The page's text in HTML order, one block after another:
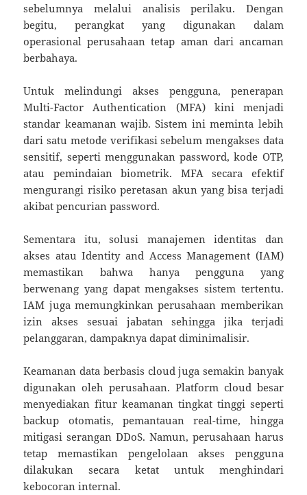
sebelumnya melalui analisis perilaku. Dengan
begitu, perangkat yang digunakan dalam
operasional perusahaan tetap aman dari ancaman
berbahaya.
Untuk melindungi akses pengguna, penerapan
Multi-Factor Authentication (MFA) kini menjadi
standar keamanan wajib. Sistem ini meminta lebih
dari satu metode verifikasi sebelum mengakses data
sensitif, seperti menggunakan password, kode OTP,
atau pemindaian biometrik. MFA secara efektif
mengurangi risiko peretasan akun yang bisa terjadi
akibat pencurian password.
Sementara itu, solusi manajemen identitas dan
akses atau Identity and Access Management (IAM)
memastikan bahwa hanya pengguna yang
berwenang yang dapat mengakses sistem tertentu.
IAM juga memungkinkan perusahaan memberikan
izin akses sesuai jabatan sehingga jika terjadi
pelanggaran, dampaknya dapat diminimalisir.
Keamanan data berbasis cloud juga semakin banyak
digunakan oleh perusahaan. Platform cloud besar
menyediakan fitur keamanan tingkat tinggi seperti
backup otomatis, pemantauan real-time, hingga
mitigasi serangan DDoS. Namun, perusahaan harus
tetap memastikan pengelolaan akses pengguna
dilakukan secara ketat untuk menghindari
kebocoran internal.